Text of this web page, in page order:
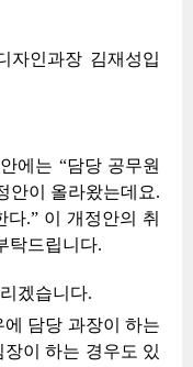
자인과장 김재성입
에는 “담당 공무원
안이 올라왔는데요.
.” 이 개정안의 취
탁드립니다.
겠습니다.
담당 과장이 하는
이 하는 경우도 있